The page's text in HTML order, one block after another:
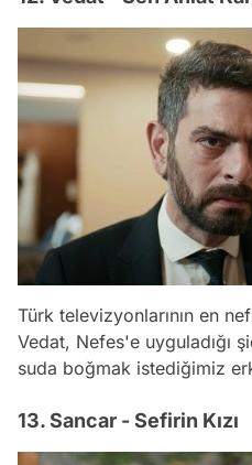
Türk televizyonlarının en
Vedat, Nefes'e uyguladığı
suda boğmak istediğimiz
13. Sancar - Sefirin Kızı